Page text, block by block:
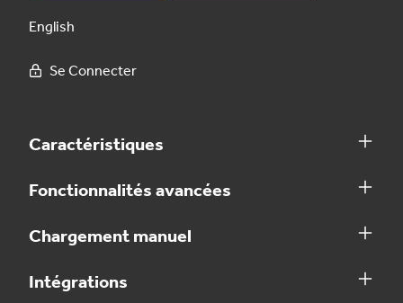
English
Se Connecter
Caractéristiques
Fonctionnalités avancées
Chargement manuel
Intégrations